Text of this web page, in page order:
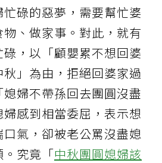
碌的惡夢，需要幫忙婆
、做家事。對此，就有
，以「顧嬰累不想回婆
」為由，拒絕回婆家過
婦不帶孫回去團圓沒盡
感到相當委屈，表示想
氣，卻被老公罵沒盡媳
究竟「中秋團圓媳婦該